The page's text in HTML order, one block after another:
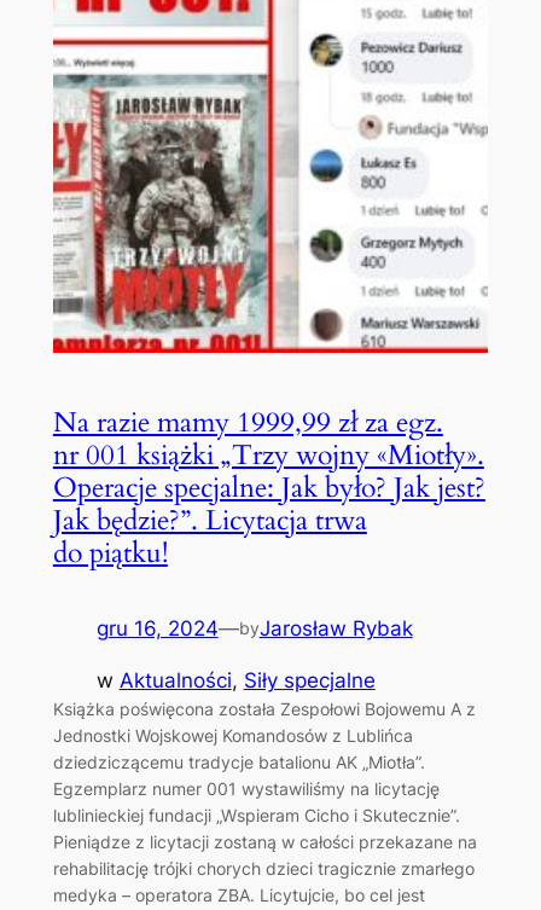
Na razie mamy 1999,99 zł za egz.
nr 001 książki „Trzy wojny «Miotły».
Operacje specjalne: Jak było? Jak jest?
Jak będzie?”. Licytacja trwa
do piątku!
gru 16, 2024—byJarosław Rybak
w Aktualności, Siły specjalne
Książka poświęcona została Zespołowi Bojowemu A z
Jednostki Wojskowej Komandosów z Lublińca
dziedziczącemu tradycje batalionu AK „Miotła”.
Egzemplarz numer 001 wystawiliśmy na licytację
lublinieckiej fundacji „Wspieram Cicho i Skutecznie”.
Pieniądze z licytacji zostaną w całości przekazane na
rehabilitację trójki chorych dzieci tragicznie zmarłego
medyka – operatora ZBA. Licytujcie, bo cel jest